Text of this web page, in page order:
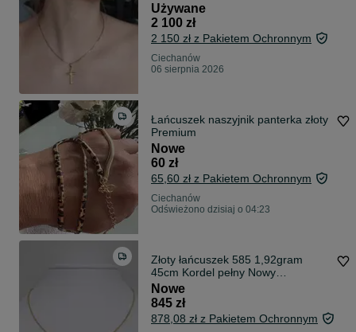
Używane
2 100 zł
2 150 zł z Pakietem Ochronnym
Ciechanów
06 sierpnia 2026
Łańcuszek naszyjnik panterka złoty
Premium
Nowe
60 zł
65,60 zł z Pakietem Ochronnym
Ciechanów
Odświeżono dzisiaj o 04:23
Złoty łańcuszek 585 1,92gram
45cm Kordel pełny Nowy
WYSYŁKA GRATIS
Nowe
845 zł
878,08 zł z Pakietem Ochronnym